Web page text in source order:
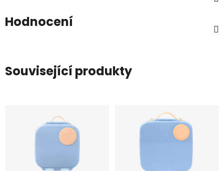
Hodnocení
Související produkty